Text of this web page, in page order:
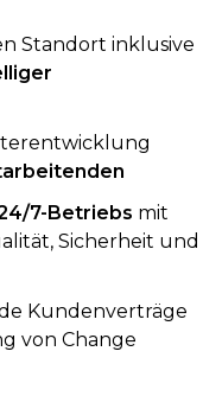
Standort inklusive
7-Betriebs mit
Sicherheit und
Kundenverträge
von Change